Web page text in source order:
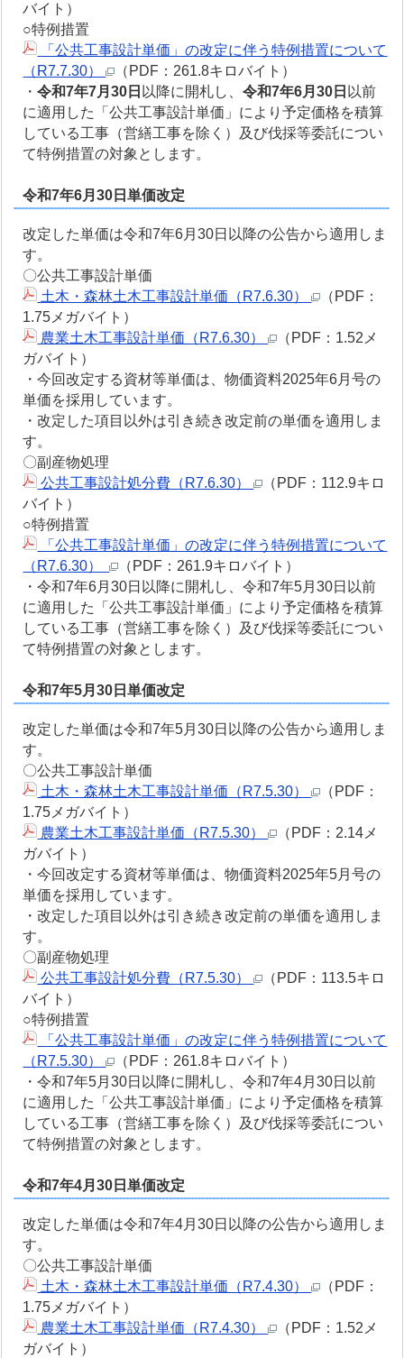
バイト）
○特例措置
「公共工事設計単価」の改定に伴う特例措置について
（R7.7.30）
（PDF：261.8キロバイト）
・令和7年7月30日 以降に開札し、令和7年6月30日 以前
に適用した「公共工事設計単価」により予定価格を積算
している工事（営繕工事を除く）及び伐採等委託につい
て特例措置の対象とします。
令和7年6月30日単価改定
改定した単価は令和7年6月30日以降の公告から適用しま
す。
〇公共工事設計単価
土木・森林土木工事設計単価（R7.6.30）
（PDF：
1.75メガバイト）
農業土木工事設計単価（R7.6.30）
（PDF：1.52メ
ガバイト）
・今回改定する資材等単価は、物価資料2025年6月号の
単価を採用しています。
・改定した項目以外は引き続き改定前の単価を適用しま
す。
〇副産物処理
公共工事設計処分費（R7.6.30）
（PDF：112.9キロ
バイト）
○特例措置
「公共工事設計単価」の改定に伴う特例措置について
（R7.6.30）
（PDF：261.9キロバイト）
・令和7年6月30日以降に開札し、令和7年5月30日以前
に適用した「公共工事設計単価」により予定価格を積算
している工事（営繕工事を除く）及び伐採等委託につい
て特例措置の対象とします。
令和7年5月30日単価改定
改定した単価は令和7年5月30日以降の公告から適用しま
す。
〇公共工事設計単価
土木・森林土木工事設計単価（R7.5.30）
（PDF：
1.75メガバイト）
農業土木工事設計単価（R7.5.30）
（PDF：2.14メ
ガバイト）
・今回改定する資材等単価は、物価資料2025年5月号の
単価を採用しています。
・改定した項目以外は引き続き改定前の単価を適用しま
す。
〇副産物処理
公共工事設計処分費（R7.5.30）
（PDF：113.5キロ
バイト）
○特例措置
「公共工事設計単価」の改定に伴う特例措置について
（R7.5.30）
（PDF：261.8キロバイト）
・令和7年5月30日以降に開札し、令和7年4月30日以前
に適用した「公共工事設計単価」により予定価格を積算
している工事（営繕工事を除く）及び伐採等委託につい
て特例措置の対象とします。
令和7年4月30日単価改定
改定した単価は令和7年4月30日以降の公告から適用しま
す。
〇公共工事設計単価
土木・森林土木工事設計単価（R7.4.30）
（PDF：
1.75メガバイト）
農業土木工事設計単価（R7.4.30）
（PDF：1.52メ
ガバイト）